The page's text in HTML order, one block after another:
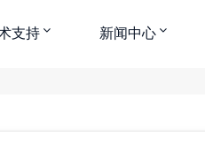
支持 新闻中心